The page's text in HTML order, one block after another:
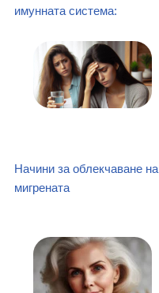
имунната система:
Начини за облекчаване на
мигрената